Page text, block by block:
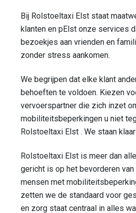
Bij Rolstoeltaxi Elst staat
klanten en pElst onze services
bezoekjes aan vrienden en
zonder stress aankomen.
We begrijpen dat elke klant
behoeften te voldoen. Kiezen
vervoerspartner die zich inzet
mobiliteitsbeperkingen u niet
Rolstoeltaxi Elst . We staan
Rolstoeltaxi Elst is meer dan
gericht is op het bevorderen
mensen met
zetten we de standaard voor
en zorg staat centraal in alles